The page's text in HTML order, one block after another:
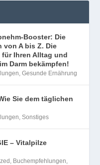
Booster: Die
von A bis Z. Die
Ihren Alltag und
Darm bekämpfen!
,Gesunde Ernährung
Sie dem täglichen
,Sonstiges
– Vitalpilze
, Buchempfehlungen,